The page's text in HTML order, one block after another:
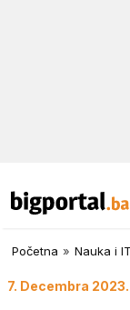
Početna » Nauka i IT
7. Decembra 2023.